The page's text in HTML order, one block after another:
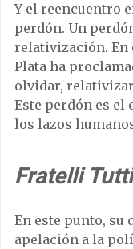
Y el reencuentro
perdón. Un
relativización. En
Plata ha
olvidar,
Este perdón es el
los lazos
Fratelli Tutti
En este punto, su
apelación a la